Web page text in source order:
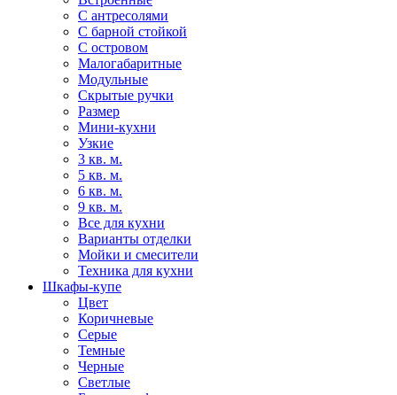
С антресолями
С барной стойкой
С островом
Малогабаритные
Модульные
Скрытые ручки
Размер
Мини-кухни
Узкие
3 кв. м.
5 кв. м.
6 кв. м.
9 кв. м.
Все для кухни
Варианты отделки
Мойки и смесители
Техника для кухни
Шкафы-купе
Цвет
Коричневые
Серые
Темные
Черные
Светлые